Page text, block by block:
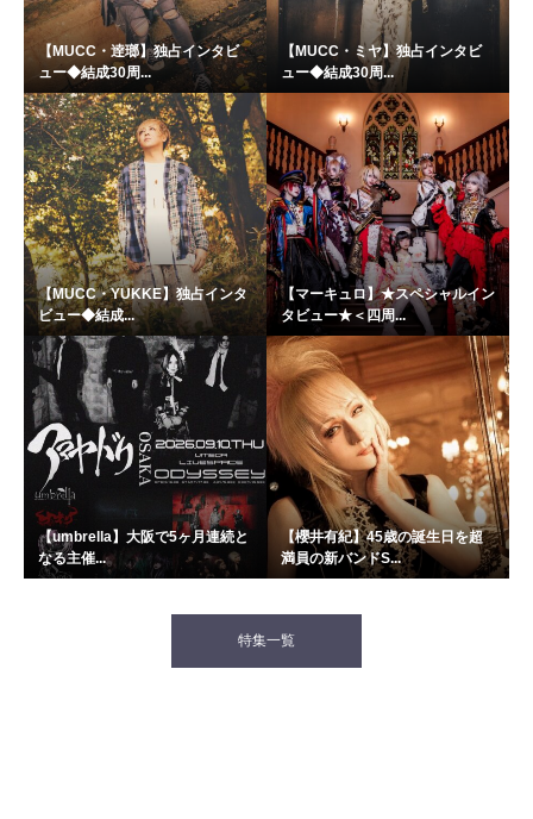
【MUCC・逹瑯】独占インタビ
ュー◆結成30周...
【MUCC・ミヤ】独占インタビ
ュー◆結成30周...
【MUCC・YUKKE】独占インタ
ビュー◆結成...
【マーキュロ】★スペシャルイン
タビュー★＜四周...
【umbrella】大阪で5ヶ月連続と
なる主催...
【櫻井有紀】45歳の誕生日を超
満員の新バンドS...
特集一覧